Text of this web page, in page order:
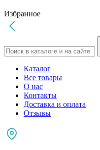
Избранное
Каталог
Все товары
О нас
Контакты
Доставка и оплата
Отзывы